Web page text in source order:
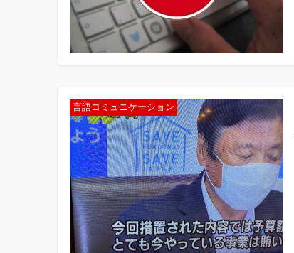
言語コミュニケーション